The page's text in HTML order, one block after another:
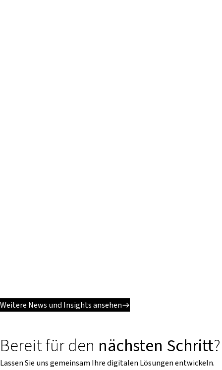
Weitere News und Insights ansehen
Bereit für den nächsten Schritt?
Lassen Sie uns gemeinsam Ihre digitalen Lösungen entwickeln.